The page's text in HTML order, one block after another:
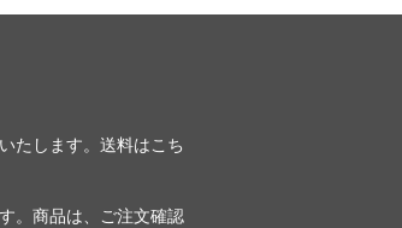
たします。送料はこち
。商品は、ご注文確認